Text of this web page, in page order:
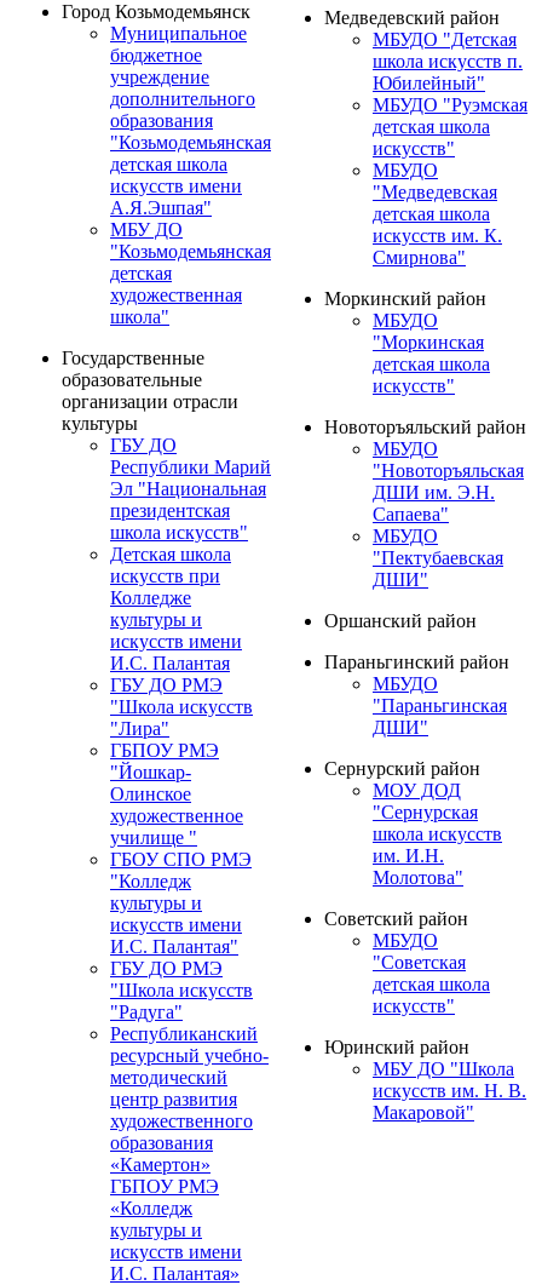
Город Козьмодемьянск
Муниципальное
бюджетное
учреждение
дополнительного
образования
"Козьмодемьянская
детская школа
искусств имени
А.Я.Эшпая"
МБУ ДО
"Козьмодемьянская
детская
художественная
школа"
Государственные
образовательные
организации отрасли
культуры
ГБУ ДО
Республики Марий
Эл "Национальная
президентская
школа искусств"
Детская школа
искусств при
Колледже
культуры и
искусств имени
И.С. Палантая
ГБУ ДО РМЭ
"Школа искусств
"Лира"
ГБПОУ РМЭ
"Йошкар-
Олинское
художественное
училище "
ГБОУ СПО РМЭ
"Колледж
культуры и
искусств имени
И.С. Палантая"
ГБУ ДО РМЭ
"Школа искусств
"Радуга"
Республиканский
ресурсный учебно-
методический
центр развития
художественного
образования
«Камертон»
ГБПОУ РМЭ
«Колледж
культуры и
искусств имени
И.С. Палантая»
Медведевский район
МБУДО "Детская
школа искусств п.
Юбилейный"
МБУДО "Руэмская
детская школа
искусств"
МБУДО
"Медведевская
детская школа
искусств им. К.
Смирнова"
Моркинский район
МБУДО
"Моркинская
детская школа
искусств"
Новоторъяльский район
МБУДО
"Новоторъяльская
ДШИ им. Э.Н.
Сапаева"
МБУДО
"Пектубаевская
ДШИ"
Оршанский район
Параньгинский район
МБУДО
"Параньгинская
ДШИ"
Сернурский район
МОУ ДОД
"Сернурская
школа искусств
им. И.Н.
Молотова"
Советский район
МБУДО
"Советская
детская школа
искусств"
Юринский район
МБУ ДО "Школа
искусств им. Н. В.
Макаровой"